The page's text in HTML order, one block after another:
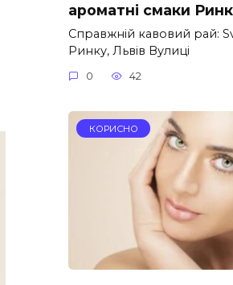
ароматні смаки
Справжній кавовий рай:
Ринку, Львів Вулиці
0 42
КОРИСНО